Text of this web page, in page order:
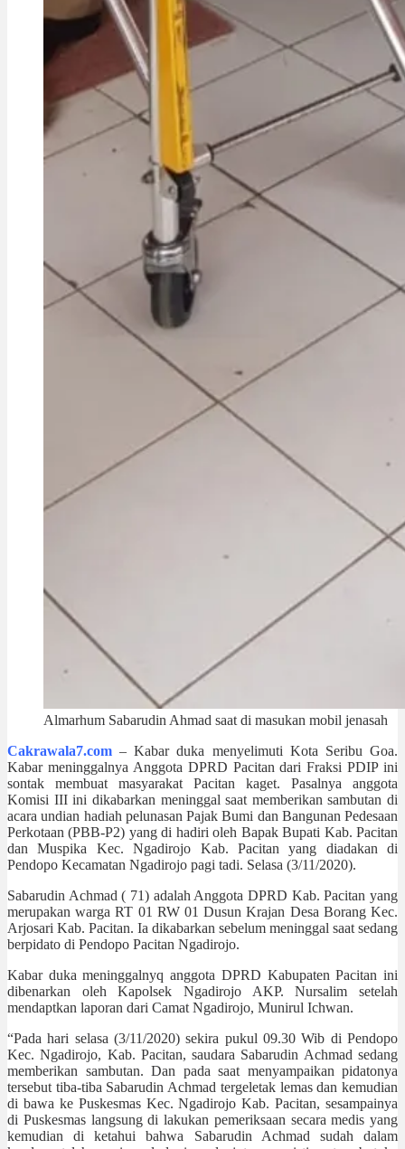
Almarhum Sabarudin Ahmad saat di masukan mobil jenasah
Cakrawala7.com – Kabar duka menyelimuti Kota Seribu Goa.
Kabar meninggalnya Anggota DPRD Pacitan dari Fraksi PDIP ini
sontak membuat masyarakat Pacitan kaget. Pasalnya anggota
Komisi III ini dikabarkan meninggal saat memberikan sambutan di
acara undian hadiah pelunasan Pajak Bumi dan Bangunan Pedesaan
Perkotaan (PBB-P2) yang di hadiri oleh Bapak Bupati Kab. Pacitan
dan Muspika Kec. Ngadirojo Kab. Pacitan yang diadakan di
Pendopo Kecamatan Ngadirojo pagi tadi. Selasa (3/11/2020).
Sabarudin Achmad ( 71) adalah Anggota DPRD Kab. Pacitan yang
merupakan warga RT 01 RW 01 Dusun Krajan Desa Borang Kec.
Arjosari Kab. Pacitan. Ia dikabarkan sebelum meninggal saat sedang
berpidato di Pendopo Pacitan Ngadirojo.
Kabar duka meninggalnyq anggota DPRD Kabupaten Pacitan ini
dibenarkan oleh Kapolsek Ngadirojo AKP. Nursalim setelah
mendaptkan laporan dari Camat Ngadirojo, Munirul Ichwan.
“Pada hari selasa (3/11/2020) sekira pukul 09.30 Wib di Pendopo
Kec. Ngadirojo, Kab. Pacitan, saudara Sabarudin Achmad sedang
memberikan sambutan. Dan pada saat menyampaikan pidatonya
tersebut tiba-tiba Sabarudin Achmad tergeletak lemas dan kemudian
di bawa ke Puskesmas Kec. Ngadirojo Kab. Pacitan, sesampainya
di Puskesmas langsung di lakukan pemeriksaan secara medis yang
kemudian di ketahui bahwa Sabarudin Achmad sudah dalam